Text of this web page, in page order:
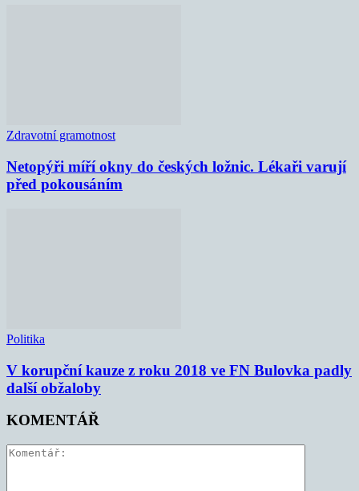
Zdravotní gramotnost
Netopýři míří okny do českých ložnic. Lékaři varují
před pokousáním
Politika
V korupční kauze z roku 2018 ve FN Bulovka padly
další obžaloby
KOMENTÁŘ